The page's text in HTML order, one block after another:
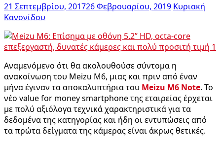
21 Σεπτεμβρίου, 201726 Φεβρουαρίου, 2019 Κυριακή
Κανονίδου
Αναμενόμενο ότι θα ακολουθούσε σύντομα η
ανακοίνωση του Meizu M6, μιας και πριν από έναν
μήνα έγιναν τα αποκαλυπτήρια του Meizu M6 Note. Το
νέο value for money smartphone της εταιρείας έρχεται
με πολύ αξιόλογα τεχνικά χαρακτηριστικά για τα
δεδομένα της κατηγορίας και ήδη οι εντυπώσεις από
τα πρώτα δείγματα της κάμερας είναι άκρως θετικές.